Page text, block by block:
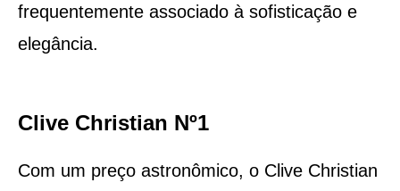
frequentemente associado à sofisticação e
elegância.
Clive Christian Nº1
Com um preço astronômico, o Clive Christian